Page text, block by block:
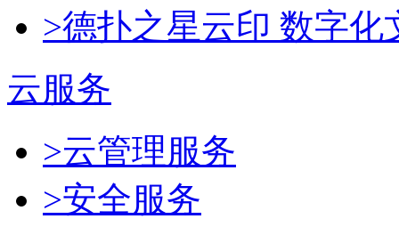
>德扑之星云印 数字化
云服务
>云管理服务
>安全服务